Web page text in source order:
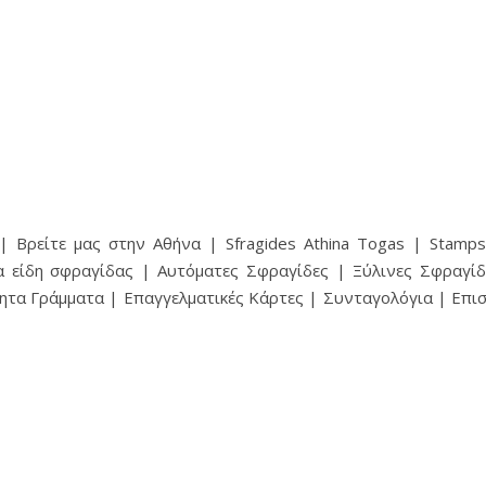
Βρείτε μας στην Αθήνα | Sfragides Athina Togas |
σφραγίδας | Αυτόματες Σφραγίδες | Ξύλινες
Γράμματα | Επαγγελματικές Κάρτες | Συνταγολόγια |